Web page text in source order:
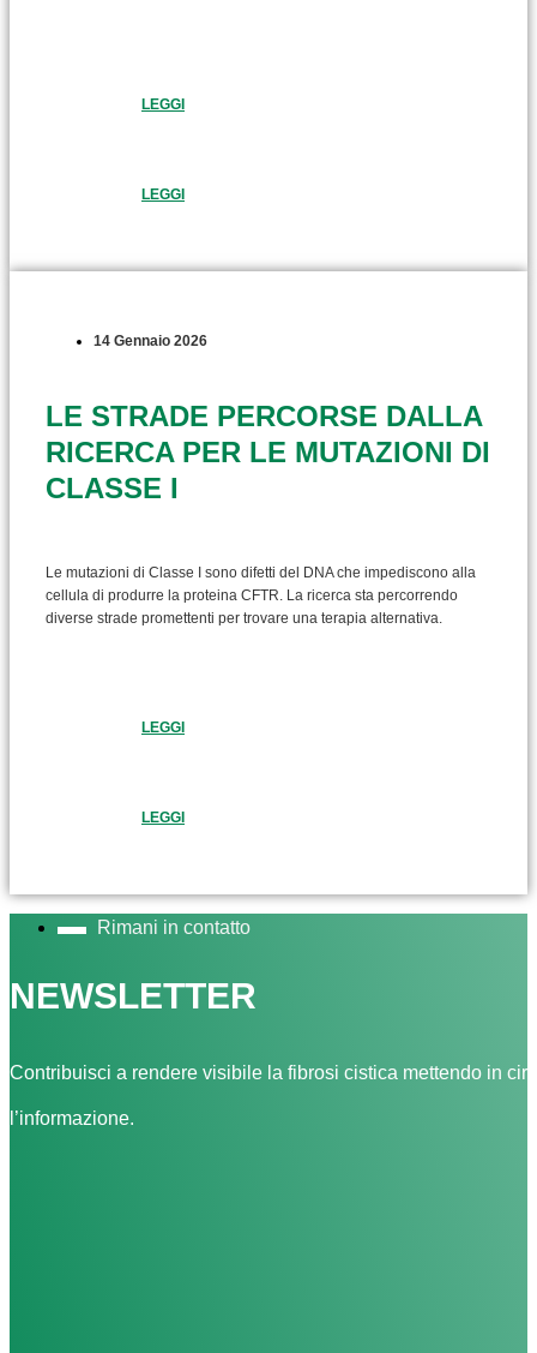
LEGGI
LEGGI
14 Gennaio 2026
LE STRADE PERCORSE DALLA
RICERCA PER LE MUTAZIONI DI
CLASSE I
Le mutazioni di Classe I sono difetti del DNA che impediscono alla
cellula di produrre la proteina CFTR. La ricerca sta percorrendo
diverse strade promettenti per trovare una terapia alternativa.
LEGGI
LEGGI
Rimani in contatto
NEWSLETTER
Contribuisci a rendere visibile la fibrosi cistica mettendo in
l’informazione.